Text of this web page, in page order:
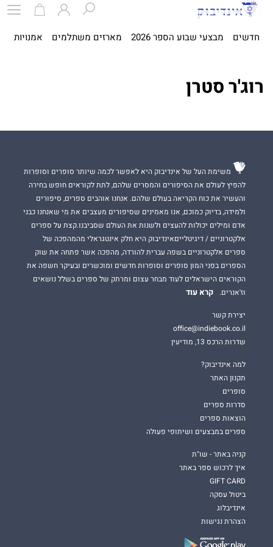
חדשים מבצעי שבוע הספר 2026 מארזים משתלמים אמנויות
רוג'ר סטרן
משימת העל של אינדיבוק היא לאפשר לכמה שיותר סופרים וסופרות
להפיץ לעולם את הסיפורים והמסרים שלהם, לתת לקוראים חופש בחירה
והעשיר את כוח הקריאה בעולם שלהם. אנחנו אוהבים ספרים, סיפורים
ולמידה, בדיוק כמוכם, אנו מאמינים שסיפורים מעצבים את מי שאנחנו כבני
אדם ומילים יכולות להעצים ולשנות את העולם שסביבנו.קצת על ספרים
אלקטרוניים / דיגיטלייםאינדיבוק היא חלק אינטגראלי מהמהפכה של
ספרים אלקטרוניים בשפה עברית להורדה, מהפכה אשר פתחה את שוק
הספרים בפני המון סופרים וסופרות חדשים ומוכשרים ובעיקר חשפה את
הקוראים הישראלים לעוד מבחר עצום ומרתק של ספרים בשלל נושאים
וז'אנרים.
קרא עוד
יצירת קשר
office@indiebook.co.il
שדרות הרכס 13, מודיעין
למה אינדיבוק?
תקנון האתר
סופרים
סדרות ספרים
הוצאות ספרים
ספרים במבצעים ושיתופי פעולה
קניה באתר - שו"ת
איך לרכוש ספר באתר
GIFT CARD
ביטול עסקה
אינדיבלוג
הצהרת נגישות